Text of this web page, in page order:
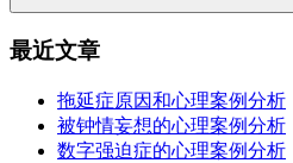
最近文章
拖延症原因和心理案例分析
被钟情妄想的心理案例分析
数字强迫症的心理案例分析